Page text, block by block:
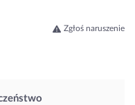
Zgłoś naruszenie